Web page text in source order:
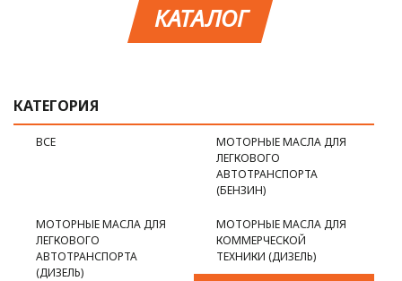
КАТАЛОГ
КАТЕГОРИЯ
ВСЕ
МОТОРНЫЕ МАСЛА ДЛЯ
ЛЕГКОВОГО
АВТОТРАНСПОРТА
(БЕНЗИН)
МОТОРНЫЕ МАСЛА ДЛЯ
ЛЕГКОВОГО
АВТОТРАНСПОРТА
(ДИЗЕЛЬ)
МОТОРНЫЕ МАСЛА ДЛЯ
КОММЕРЧЕСКОЙ
ТЕХНИКИ (ДИЗЕЛЬ)